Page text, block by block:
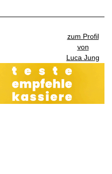
zum Profil
von
Luca Jung